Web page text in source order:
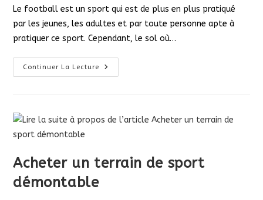
publication :
Le football est un sport qui est de plus en plus pratiqué
par les jeunes, les adultes et par toute personne apte à
pratiquer ce sport. Cependant, le sol où…
Continuer La Lecture
Quel
Revêtement
Mon
Terrain
Acheter un terrain de sport
démontable